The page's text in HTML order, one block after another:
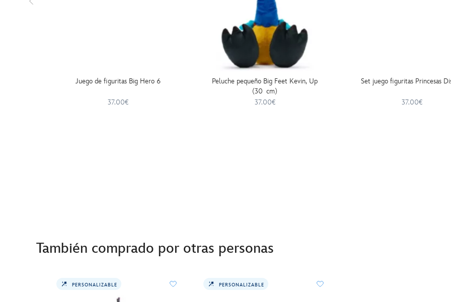
Juego de figuritas Big Hero 6
37.00€
Peluche pequeño Big Feet Kevin, Up
(30 cm)
37.00€
Set juego figuritas Princesas
37.00€
También comprado por otras personas
PERSONALIZABLE PERSONALIZABLE